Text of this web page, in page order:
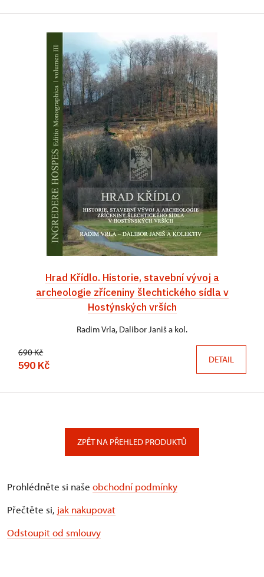
Hrad Křídlo. Historie, stavební vývoj a
archeologie zříceniny šlechtického sídla v
Hostýnských vrších
Radim Vrla, Dalibor Janiš a kol.
690 Kč
590 Kč DETAIL
ZPĚT NA PŘEHLED PRODUKTŮ
Prohlédněte si naše obchodní podmínky
Přečtěte si, jak nakupovat
Odstoupit od smlouvy